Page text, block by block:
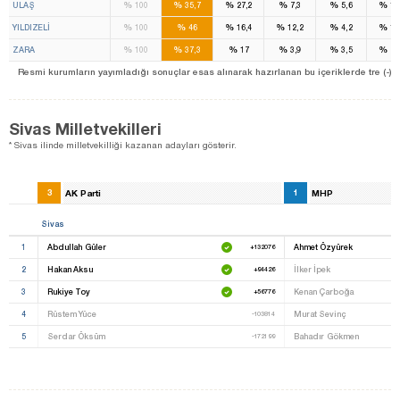
ULAŞ % 100 % 35,7 %27,2 %7,3 % 5,6 %
YILDIZELİ % 100 % 46 %16,4 % 12,2 % 4,2 %
ZARA % 100 % 37,3 %17 %3,9 % 3,5 %
Resmi kurumların yayımladığı sonuçlar esas alınarak hazırlanan bu içeriklerde tre
Sivas Milletvekilleri
* Sivas ilinde milletvekilliği kazanan adayları gösterir.
3 AK Parti 1 MHP
Sivas
1 Abdullah Güler +132076 Ahmet Özyürek
2 Hakan Aksu +94426 İlker İpek
3 Rukiye Toy +56776 Kenan Çarboğa
4 Rüstem Yüce -103814 Murat Sevinç
5 Serdar Öksüm -172199 Bahadır Gökmen